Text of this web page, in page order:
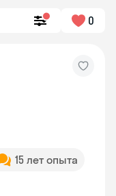
0
15 лет опыта